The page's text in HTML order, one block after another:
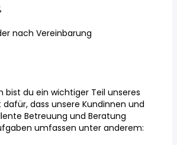
nach Vereinbarung
bist du ein wichtiger Teil unseres
dass unsere Kundinnen und
Betreuung und Beratung
umfassen unter anderem: